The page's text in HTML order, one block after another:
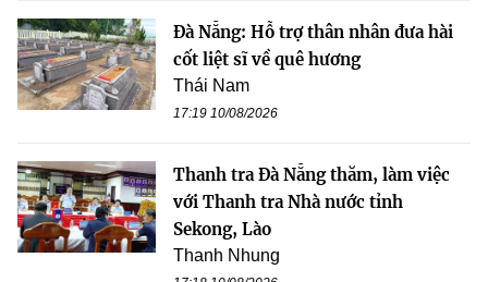
Đà Nẵng: Hỗ trợ thân nhân đưa hài
cốt liệt sĩ về quê hương
Thái Nam
17:19 10/08/2026
Thanh tra Đà Nẵng thăm, làm việc
với Thanh tra Nhà nước tỉnh
Sekong, Lào
Thanh Nhung